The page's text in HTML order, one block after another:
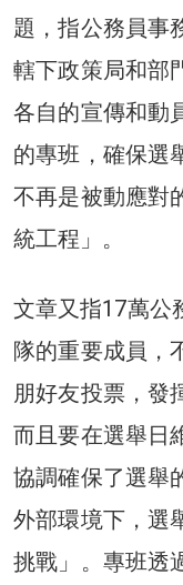
題，指公務員事
轄下政策局和部
各自的宣傳和動
的專班，確保選
不再是被動應對
統工程」。
文章又指17萬公
隊的重要成員，
朋好友投票，發
而且要在選舉日
協調確保了選舉
外部環境下，選
挑戰」。專班透